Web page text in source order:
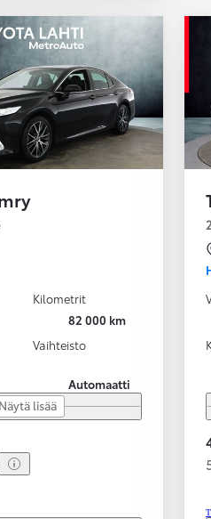
Kilometrit
82 000 km
Vaihteisto
Automaatti
Näytä lisää